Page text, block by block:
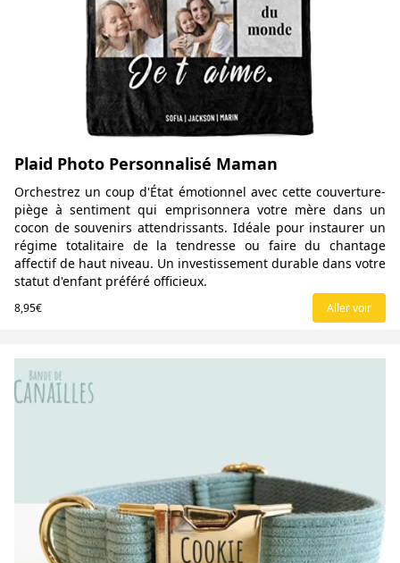
Plaid Photo Personnalisé Maman
Orchestrez un coup d'État émotionnel avec cette couverture-
piège à sentiment qui emprisonnera votre mère dans un
cocon de souvenirs attendrissants. Idéale pour instaurer un
régime totalitaire de la tendresse ou faire du chantage
affectif de haut niveau. Un investissement durable dans votre
statut d'enfant préféré officieux.
8,95€ Aller voir